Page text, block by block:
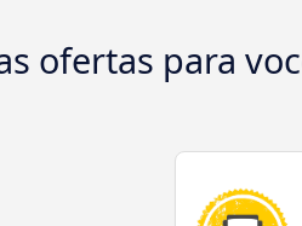
ofertas para